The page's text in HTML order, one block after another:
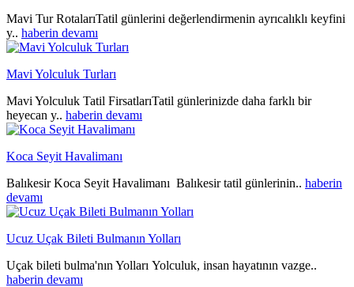
Mavi Tur RotalarıTatil günlerini değerlendirmenin ayrıcalıklı keyfini
y.. haberin devamı
Mavi Yolculuk Turları
Mavi Yolculuk Tatil FirsatlarıTatil günlerinizde daha farklı bir
heyecan y.. haberin devamı
Koca Seyit Havalimanı
Balıkesir Koca Seyit Havalimanı Balıkesir tatil günlerinin.. haberin
devamı
Ucuz Uçak Bileti Bulmanın Yolları
Uçak bileti bulma'nın Yolları Yolculuk, insan hayatının vazge..
haberin devamı